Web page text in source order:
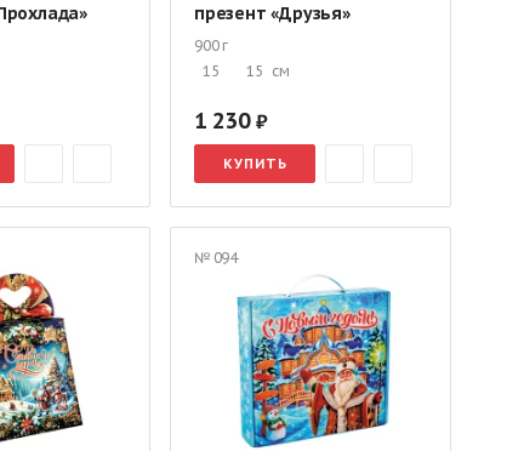
презент «Друзья»
900 г
15
15 см
1 230
КУПИТЬ
№ 094